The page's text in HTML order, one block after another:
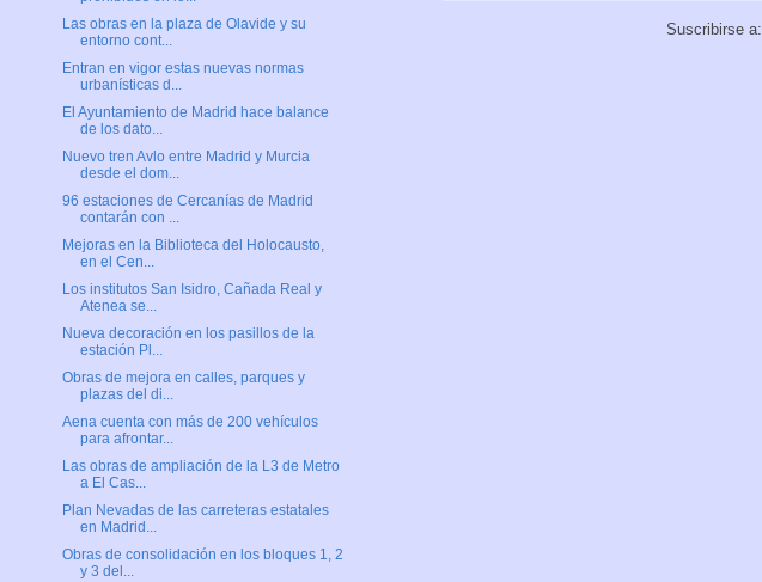
Suscribirse a:
Las obras en la plaza de Olavide y su
entorno cont...
Entran en vigor estas nuevas normas
urbanísticas d...
El Ayuntamiento de Madrid hace balance
de los dato...
Nuevo tren Avlo entre Madrid y Murcia
desde el dom...
96 estaciones de Cercanías de Madrid
contarán con ...
Mejoras en la Biblioteca del Holocausto,
en el Cen...
Los institutos San Isidro, Cañada Real y
Atenea se...
Nueva decoración en los pasillos de la
estación Pl...
Obras de mejora en calles, parques y
plazas del di...
Aena cuenta con más de 200 vehículos
para afrontar...
Las obras de ampliación de la L3 de Metro
a El Cas...
Plan Nevadas de las carreteras estatales
en Madrid...
Obras de consolidación en los bloques 1, 2
y 3 del...